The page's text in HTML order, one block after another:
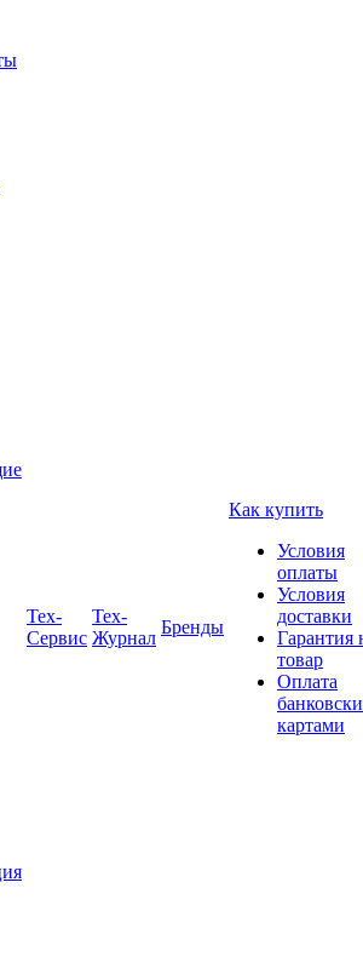
Tex-
Сервис
Тех-
Журнал
Бренды
Как купить
Условия
оплаты
Условия
доставки
Гарантия
товар
Оплата
картами